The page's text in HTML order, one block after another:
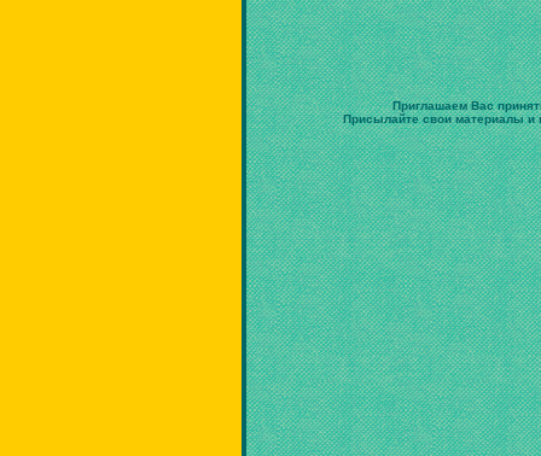
Приглашаем Вас
Присылайте свои материалы и